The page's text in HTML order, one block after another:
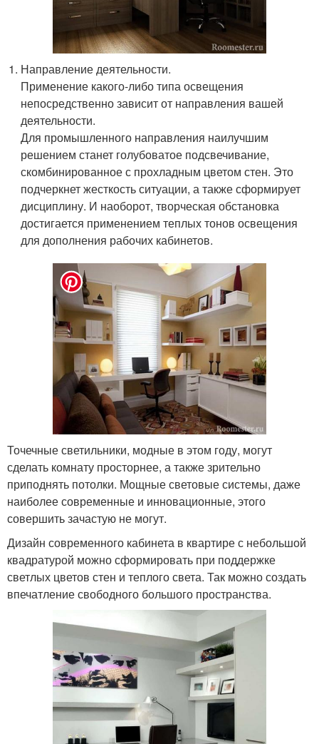
Направление деятельности.
Применение какого-либо типа освещения
непосредственно зависит от направления вашей
деятельности.
Для промышленного направления наилучшим
решением станет голубоватое подсвечивание,
скомбинированное с прохладным цветом стен. Это
подчеркнет жесткость ситуации, а также сформирует
дисциплину. И наоборот, творческая обстановка
достигается применением теплых тонов освещения
для дополнения рабочих кабинетов.
Точечные светильники, модные в этом году, могут
сделать комнату просторнее, а также зрительно
приподнять потолки. Мощные световые системы, даже
наиболее современные и инновационные, этого
совершить зачастую не могут.
Дизайн современного кабинета в квартире с небольшой
квадратурой можно сформировать при поддержке
светлых цветов стен и теплого света. Так можно создать
впечатление свободного большого пространства.